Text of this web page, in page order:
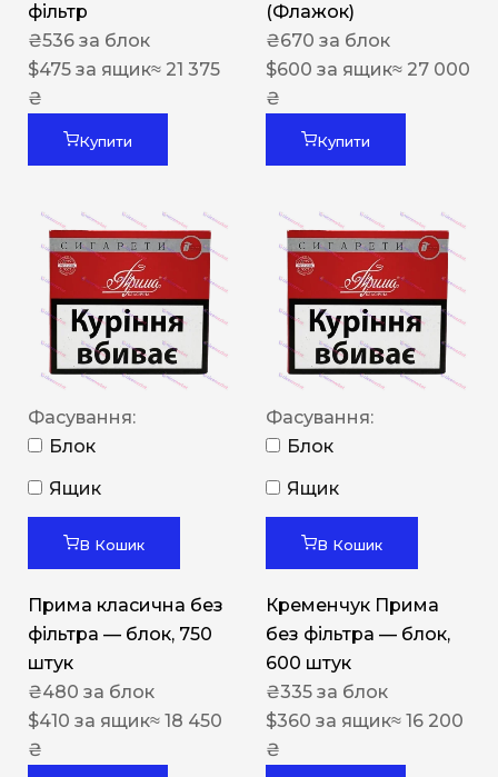
фільтр
₴536 за блок
$475 за ящик≈ 21 375
₴
Купити
(Флажок)
₴670 за блок
$600 за ящик≈ 27 000
₴
Купити
Фасування:
Блок
Ящик
В Кошик
Прима класична без
фільтра — блок, 750
штук
₴480 за блок
$410 за ящик≈ 18 450
₴
Фасування:
Блок
Ящик
В Кошик
Кременчук Прима
без фільтра — блок,
600 штук
₴335 за блок
$360 за ящик≈ 16 200
₴